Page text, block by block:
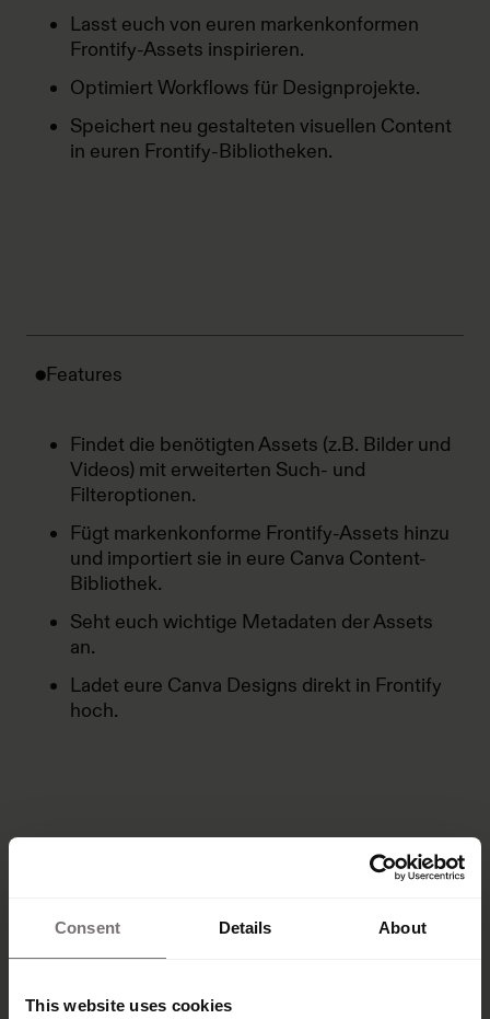
Consent Details About
This website uses cookies
Lasst euch von euren markenkonformen
Frontify-Assets inspirieren.
Optimiert Workflows für Designprojekte.
Speichert neu gestalteten visuellen Content
in euren Frontify-Bibliotheken.
Features
Findet die benötigten Assets (z.B. Bilder und
Videos) mit erweiterten Such- und
Filteroptionen.
Fügt markenkonforme Frontify-Assets hinzu
und importiert sie in eure Canva Content-
Bibliothek.
Seht euch wichtige Metadaten der Assets
an.
Ladet eure Canva Designs direkt in Frontify
hoch.